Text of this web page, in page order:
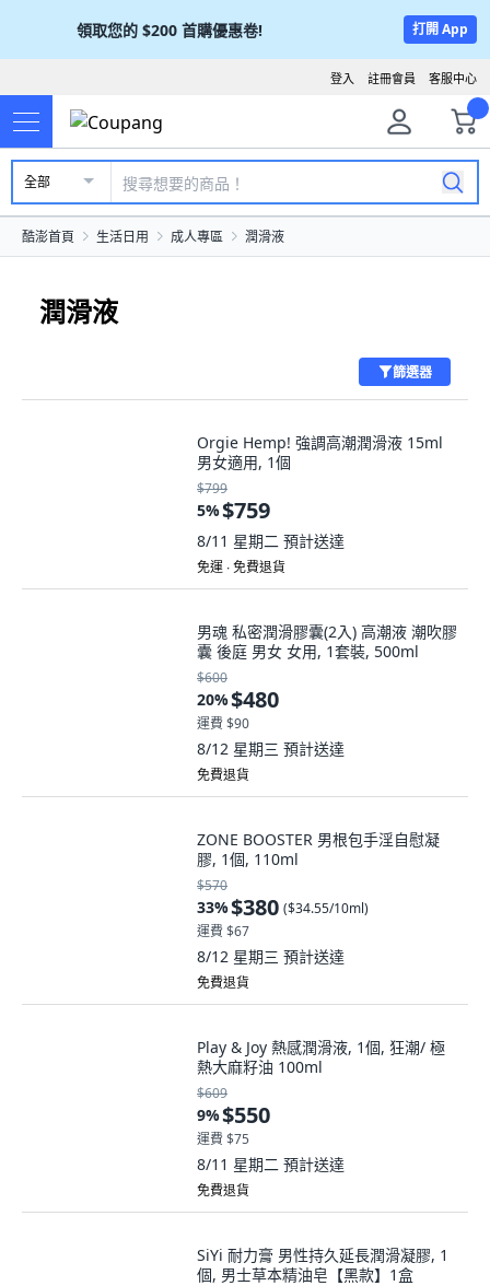
領取您的 $200 首購優惠卷! 打開 App
客服中心
註冊會員
登入
全部
酷澎首頁 生活日用 成人專區 潤滑液
潤滑液
篩選器
Orgie Hemp! 強調高潮潤滑液 15ml
男女適用, 1個
$799
5%$759
8/11 星期二 預計送達
免運 ∙ 免費退貨
男魂 私密潤滑膠囊(2入) 高潮液 潮吹膠
囊 後庭 男女 女用, 1套裝, 500ml
$600
20%$480
運費 $90
8/12 星期三 預計送達
免費退貨
ZONE BOOSTER 男根包手淫自慰凝
膠, 1個, 110ml
$570
33%$380 ($34.55/10ml)
運費 $67
8/12 星期三 預計送達
免費退貨
Play & Joy 熱感潤滑液, 1個, 狂潮/ 極
熱大麻籽油 100ml
$609
9%$550
運費 $75
8/11 星期二 預計送達
免費退貨
SiYi 耐力膏 男性持久延長潤滑凝膠, 1
個, 男士草本精油皂【黑款】1盒